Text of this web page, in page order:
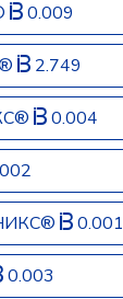
0.009
2.749
0.004
0.001
0.003